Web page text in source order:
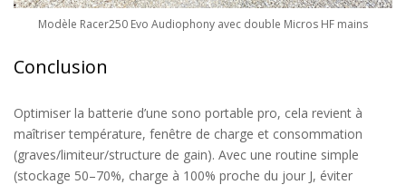
Modèle Racer250 Evo Audiophony avec double Micros HF mains
Conclusion
Optimiser la batterie d’une sono portable pro, cela revient à
maîtrisertempérature, fenêtre de charge et consommation
(graves/limiteur/structure de gain). Avec une routine simple
(stockage 50–70%, charge à 100% proche du jour J, éviter